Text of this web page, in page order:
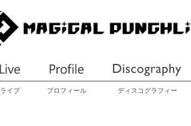
ライブ プロフィール ディスコグラフィー